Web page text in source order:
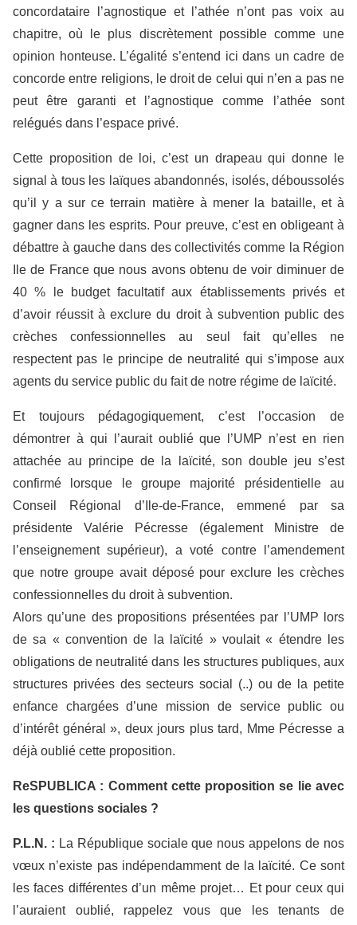
concordataire l’agnostique et l’athée n’ont pas voix au
chapitre, où le plus discrètement possible comme une
opinion honteuse. L’égalité s’entend ici dans un cadre de
concorde entre religions, le droit de celui qui n’en a pas ne
peut être garanti et l’agnostique comme l’athée sont
relégués dans l’espace privé.
Cette proposition de loi, c’est un drapeau qui donne le
signal à tous les laïques abandonnés, isolés, déboussolés
qu’il y a sur ce terrain matière à mener la bataille, et à
gagner dans les esprits. Pour preuve, c’est en obligeant à
débattre à gauche dans des collectivités comme la Région
Ile de France que nous avons obtenu de voir diminuer de
40 % le budget facultatif aux établissements privés et
d’avoir réussit à exclure du droit à subvention public des
crèches confessionnelles au seul fait qu’elles ne
respectent pas le principe de neutralité qui s’impose aux
agents du service public du fait de notre régime de laïcité.
Et toujours pédagogiquement, c’est l’occasion de
démontrer à qui l’aurait oublié que l’UMP n’est en rien
attachée au principe de la laïcité, son double jeu s’est
confirmé lorsque le groupe majorité présidentielle au
Conseil Régional d’Ile-de-France, emmené par sa
présidente Valérie Pécresse (également Ministre de
l’enseignement supérieur), a voté contre l’amendement
que notre groupe avait déposé pour exclure les crèches
confessionnelles du droit à subvention.
Alors qu’une des propositions présentées par l’UMP lors
de sa « convention de la laïcité » voulait « étendre les
obligations de neutralité dans les structures publiques, aux
structures privées des secteurs social (..) ou de la petite
enfance chargées d’une mission de service public ou
d’intérêt général », deux jours plus tard, Mme Pécresse a
déjà oublié cette proposition.
ReSPUBLICA : Comment cette proposition se lie avec
les questions sociales ?
P.L.N. : La République sociale que nous appelons de nos
vœux n’existe pas indépendamment de la laïcité. Ce sont
les faces différentes d’un même projet… Et pour ceux qui
l’auraient oublié, rappelez vous que les tenants de